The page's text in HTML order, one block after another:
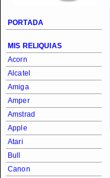
PORTADA
MIS RELIQUIAS
Acorn
Alcatel
Amiga
Amper
Amstrad
Apple
Atari
Bull
Canon